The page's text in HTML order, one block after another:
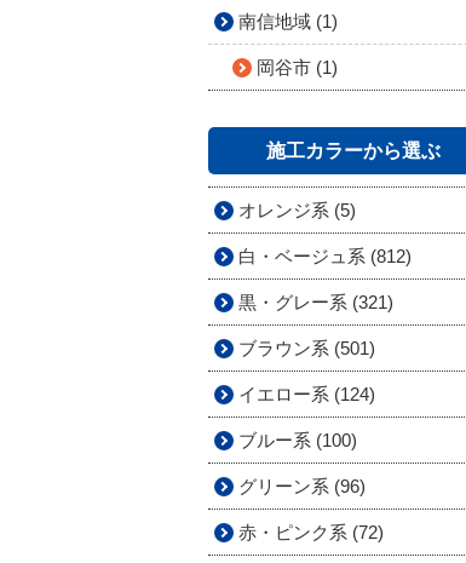
南信地域 (1)
岡谷市 (1)
施工カラーから選ぶ
オレンジ系 (5)
白・ベージュ系 (812)
黒・グレー系 (321)
ブラウン系 (501)
イエロー系 (124)
ブルー系 (100)
グリーン系 (96)
赤・ピンク系 (72)